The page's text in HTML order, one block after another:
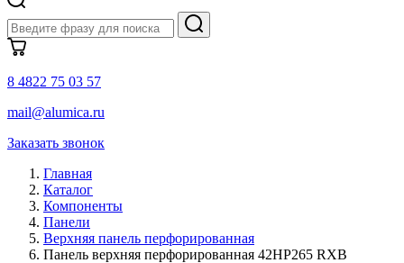
8 4822 75 03 57
mail@alumica.ru
Заказать звонок
Главная
Каталог
Компоненты
Панели
Верхняя панель перфорированная
Панель верхняя перфорированная 42HP265 RXB